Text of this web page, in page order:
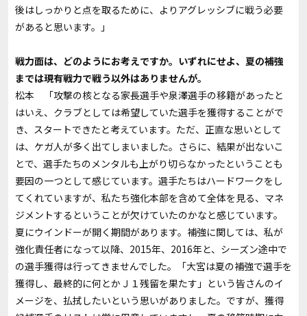
後はしっかりと点を取るために、よりアグレッシブに戦う必要
があると思います。」
――戦力面は、どのようにお考えですか。いずれにせよ、夏の補強
までは現有戦力で戦う以外はありませんが。
松本 「攻撃の核となる家長選手や泉澤選手の移籍があったと
はいえ、クラブとしては希望していた選手を獲得することがで
き、スタートできたと考えています。ただ、正直な思いとして
は、ケガ人が多く出てしまいました。さらに、結果が出ないこ
とで、選手たちのメンタルも上がり切らなかったということも
要因の一つとして感じています。選手たちはハードワークをし
てくれていますが、私たち強化本部を含めて全体を見る、マネ
ジメントするということが欠けていたのかなと感じています。
夏にウインドーが開く期間があります。補強に関しては、私が
強化責任者になって以降、2015年、2016年と、シーズン途中で
の選手獲得は行ってきませんでした。「大宮は夏の補強で選手を
獲得し、最終的に何とかＪ１残留を果たす」という皆さんのイ
メージを、払拭したいという思いがありました。ですが、獲得